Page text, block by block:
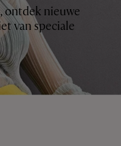
ontdek nieuwe
van speciale